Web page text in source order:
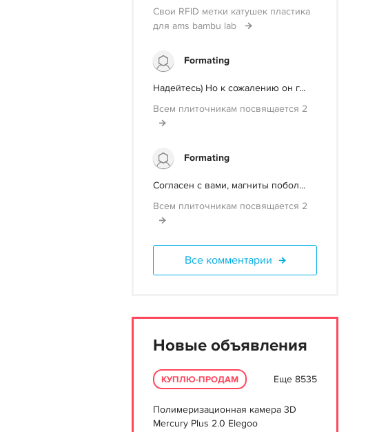
Свои RFID метки катушек пластика
для ams bambu lab
Formating
Надейтесь) Но к сожалению он г...
Всем плиточникам посвящается 2
Formating
Согласен с вами, магниты побол...
Всем плиточникам посвящается 2
Все комментарии
Новые объявления
КУПЛЮ-ПРОДАМ Еще 8535
Полимеризационная камера 3D
Mercury Plus 2.0 Elegoo